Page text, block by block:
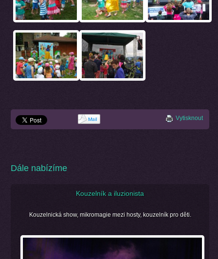
Vytisknout
Dále nabízíme
Kouzelník a iluzionista
Kouzelnická show, mikromagie mezi hosty, kouzelník pro děti.